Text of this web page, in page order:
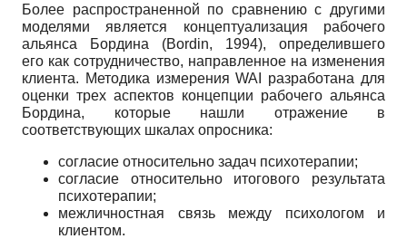
Более распространенной по сравнению с другими
моделями является концептуализация рабочего
альянса Бордина (Bordin, 1994), определившего
его как сотрудничество, направленное на изменения
клиента. Методика измерения WAI разработана для
оценки трех аспектов концепции рабочего альянса
Бордина, которые нашли отражение в
соответствующих шкалах опросника:
согласие относительно задач психотерапии;
согласие относительно итогового результата
психотерапии;
межличностная связь между психологом и
клиентом.